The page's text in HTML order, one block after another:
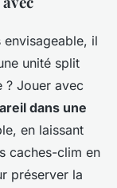
envisageable, il
unité split
? Jouer avec
dans une
en laissant
caches-clim en
préserver la